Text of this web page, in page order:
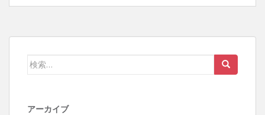
検
アーカイブ